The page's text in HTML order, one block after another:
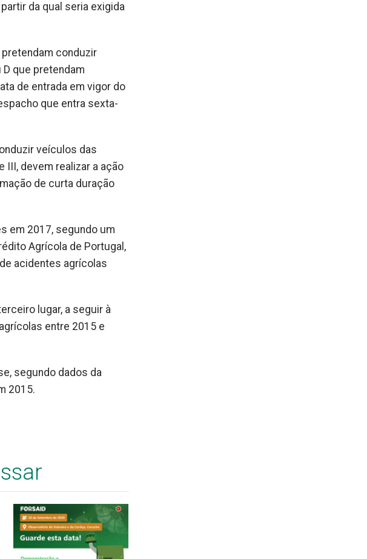
da qual seria exigida
conduzir
que pretendam
de entrada em vigor do
que entra sexta-
veículos das
III, devem realizar a ação
de curta duração
em 2017, segundo um
Agrícola de Portugal,
acidentes agrícolas
lugar, a seguir à
entre 2015 e
segundo dados da
2015.